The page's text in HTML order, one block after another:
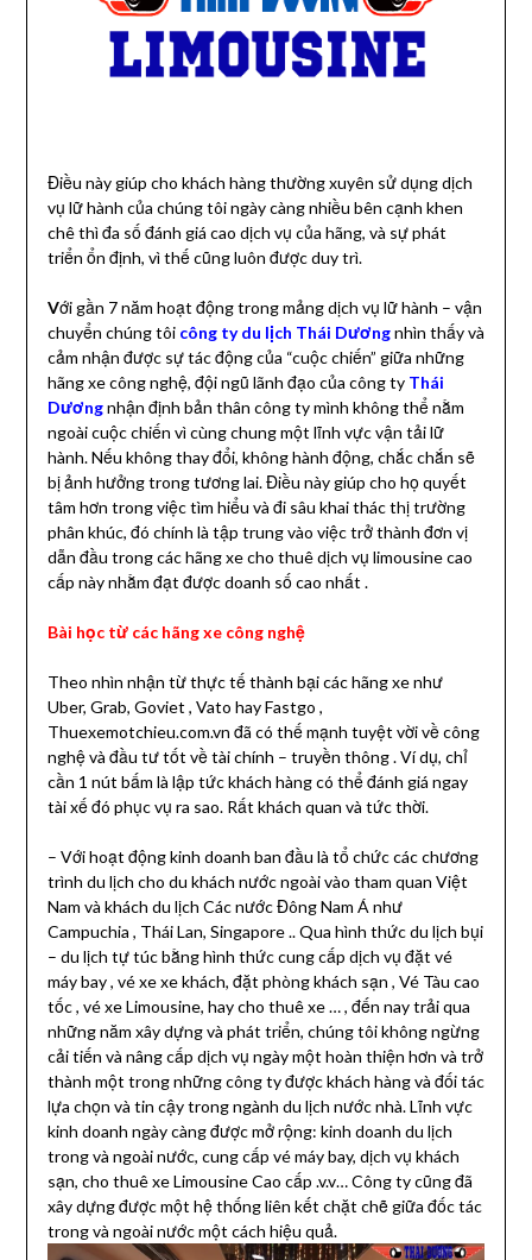
Điều này giúp cho khách hàng thường xuyên sử dụng dịch
vụ lữ hành của chúng tôi ngày càng nhiều bên cạnh khen
chê thì đa số đánh giá cao dịch vụ của hãng, và sự phát
triển ổn định, vì thế cũng luôn được duy trì.
Với gần 7 năm hoạt động trong mảng dịch vụ lữ hành – vận
chuyển chúng tôi công ty du lịch Thái Dương nhìn thấy và
cảm nhận được sự tác động của “cuộc chiến” giữa những
hãng xe công nghệ, đội ngũ lãnh đạo của công ty Thái
Dương nhận định bản thân công ty mình không thể nằm
ngoài cuộc chiến vì cùng chung một lĩnh vực vận tải lữ
hành. Nếu không thay đổi, không hành động, chắc chắn sẽ
bị ảnh hưởng trong tương lai. Điều này giúp cho họ quyết
tâm hơn trong việc tìm hiểu và đi sâu khai thác thị trường
phân khúc, đó chính là tập trung vào việc trở thành đơn vị
dẫn đầu trong các hãng xe cho thuê dịch vụ limousine cao
cấp này nhằm đạt được doanh số cao nhất .
Bài học từ các hãng xe công nghệ
Theo nhìn nhận từ thực tế thành bại các hãng xe như
Uber, Grab, Goviet , Vato hay Fastgo ,
Thuexemotchieu.com.vn đã có thế mạnh tuyệt vời về công
nghệ và đầu tư tốt về tài chính – truyền thông . Ví dụ, chỉ
cần 1 nút bấm là lập tức khách hàng có thể đánh giá ngay
tài xế đó phục vụ ra sao. Rất khách quan và tức thời.
– Với hoạt động kinh doanh ban đầu là tổ chức các chương
trình du lịch cho du khách nước ngoài vào tham quan Việt
Nam và khách du lịch Các nước Đông Nam Á như
Campuchia , Thái Lan, Singapore .. Qua hình thức du lịch bụi
– du lịch tự túc bằng hình thức cung cấp dịch vụ đặt vé
máy bay , vé xe xe khách, đặt phòng khách sạn , Vé Tàu cao
tốc , vé xe Limousine, hay cho thuê xe … , đến nay trải qua
những năm xây dựng và phát triển, chúng tôi không ngừng
cải tiến và nâng cấp dịch vụ ngày một hoàn thiện hơn và trở
thành một trong những công ty được khách hàng và đối tác
lựa chọn và tin cậy trong ngành du lịch nước nhà. Lĩnh vực
kinh doanh ngày càng được mở rộng: kinh doanh du lịch
trong và ngoài nước, cung cấp vé máy bay, dịch vụ khách
sạn, cho thuê xe Limousine Cao cấp .v.v… Công ty cũng đã
xây dựng được một hệ thống liên kết chặt chẽ giữa đốc tác
trong và ngoài nước một cách hiệu quả.